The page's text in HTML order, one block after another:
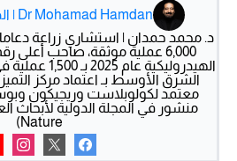
Dr Mohamad Hamdan | الدكتور محمد حمدان
د. محمد حمدان | استشاري زراعة
6,000 عملية موثقة، صاحب أعلى
الهيدروليكية
الشرق الأوسط بـ اعتماد مركز
معتمد لكولوبلاست وريجيكون
منشور في المجلة الدولية لأبحاث
Nature)